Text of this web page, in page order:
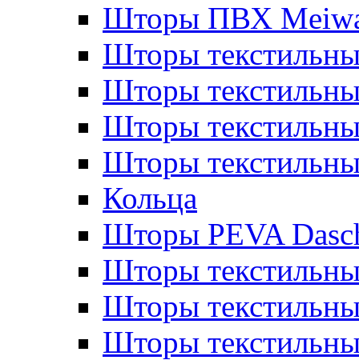
Шторы ПВХ
Шторы
Шторы
Шторы
Шторы
Кольца
Шторы PEVA
Шторы
Шторы
Шторы